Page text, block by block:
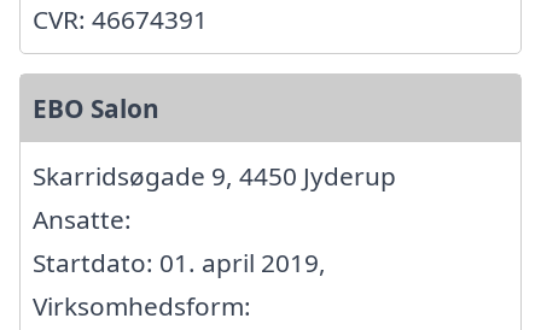
CVR: 46674391
EBO Salon
Skarridsøgade 9, 4450 Jyderup
Ansatte:
Startdato: 01. april 2019,
Virksomhedsform: